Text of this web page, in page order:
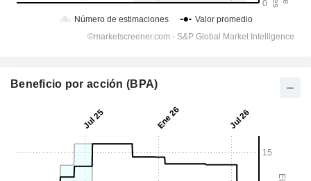
Beneficio por acción (BPA)